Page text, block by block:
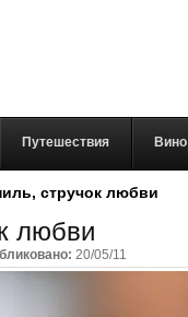
Путешествия Вино
стручок любви
любви
20/05/11